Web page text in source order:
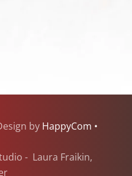
by HappyCom •
- Laura Fraikin,